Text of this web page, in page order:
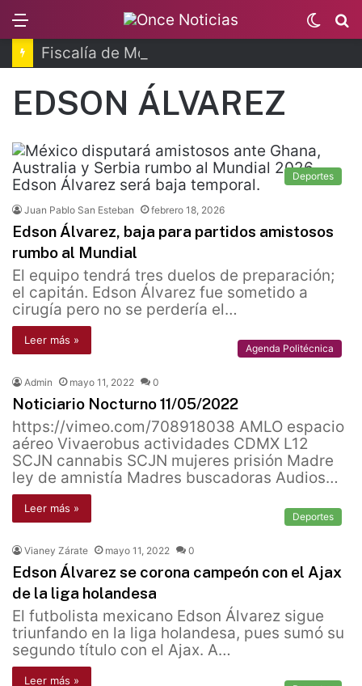
Switch
skin
EDSON ÁLVAREZ
Deportes
Juan Pablo San Esteban febrero 18, 2026
Edson Álvarez, baja para partidos amistosos
rumbo al Mundial
El equipo tendrá tres duelos de preparación;
el capitán. Edson Álvarez fue sometido a
cirugía pero no se perdería el…
Leer más »
Agenda Politécnica
Admin mayo 11, 2022 0
Noticiario Nocturno 11/05/2022
https://vimeo.com/708918038 AMLO espacio
aéreo Vivaerobus actividades CDMX L12
SCJN cannabis SCJN mujeres prisión Madre
ley de amnistía Madres buscadoras Audios…
Leer más »
Deportes
Vianey Zárate mayo 11, 2022 0
Edson Álvarez se corona campeón con el Ajax
de la liga holandesa
El futbolista mexicano Edson Álvarez sigue
triunfando en la liga holandesa, pues sumó su
segundo título con el Ajax. A…
Leer más »